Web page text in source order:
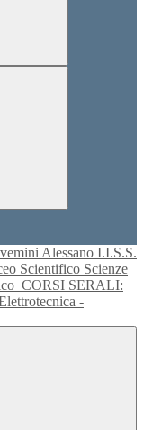
I.I.S.S.
Scientifico Scienze
CORSI SERALI:
-